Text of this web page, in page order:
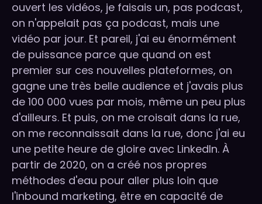
ouvert les vidéos, je faisais un, pas podcast,
on n'appelait pas ça podcast, mais une
vidéo par jour. Et pareil, j'ai eu énormément
de puissance parce que quand on est
premier sur ces nouvelles plateformes, on
gagne une très belle audience et j'avais plus
de 100 000 vues par mois, même un peu plus
d'ailleurs. Et puis, on me croisait dans la rue,
on me reconnaissait dans la rue, donc j'ai eu
une petite heure de gloire avec LinkedIn. À
partir de 2020, on a créé nos propres
méthodes d'eau pour aller plus loin que
l'inbound marketing, être en capacité de